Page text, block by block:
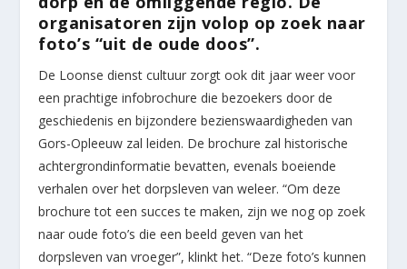
organisatoren zijn volop op zoek naar
foto’s “uit de oude doos”.
De Loonse dienst cultuur zorgt ook dit jaar weer voor
een prachtige infobrochure die bezoekers door de
geschiedenis en bijzondere bezienswaardigheden van
Gors-Opleeuw zal leiden. De brochure zal historische
achtergrondinformatie bevatten, evenals boeiende
verhalen over het dorpsleven van weleer. “Om deze
brochure tot een succes te maken, zijn we nog op zoek
naar oude foto’s die een beeld geven van het
dorpsleven van vroeger”, klinkt het. “Deze foto’s kunnen